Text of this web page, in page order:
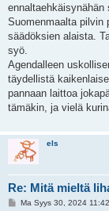
Suomenmaalta pilvin
säädöksien alaista.
syö.
Agendalleen
täydellistä
pannaan laittoa
tämäkin, ja vielä
els
Re: Mitä mieltä
VMa Syys 30, 2024